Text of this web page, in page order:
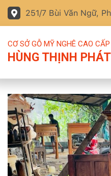
251/7 Bùi Văn Ngữ,
CƠ SỞ GỖ MỸ NGHÊ CAO CẤP
HÙNG THỊNH PHÁT